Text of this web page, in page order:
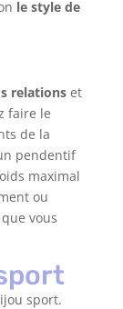
le style de
relationset
faire le
de la
pendentif
maximal
ou
vous
sport.